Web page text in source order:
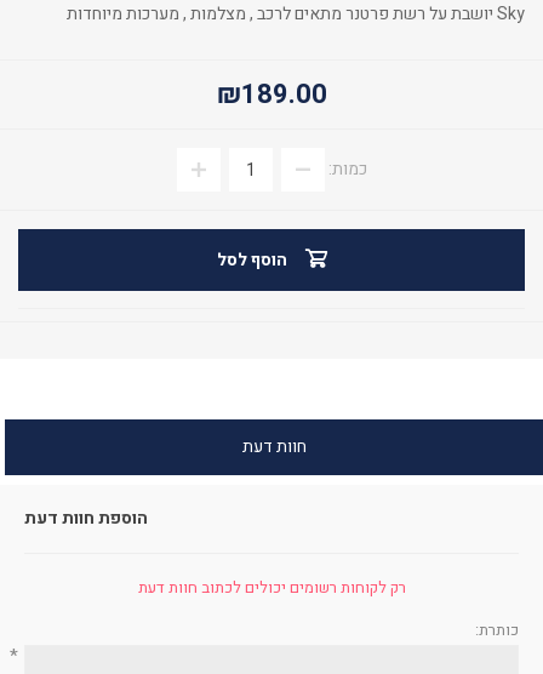
Sky יושבת על רשת פרטנר מתאים לרכב , מצלמות , מערכות מיוחדות
₪189.00
כמות:
הוסף לסל
חוות דעת
הוספת חוות דעת
רק לקוחות רשומים יכולים לכתוב חוות דעת
כותרת:
*